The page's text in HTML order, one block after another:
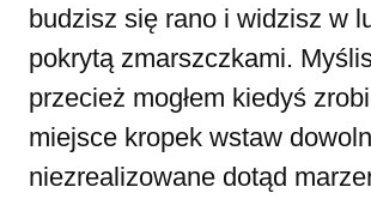
budzisz się rano i widzisz w
pokrytą zmarszczkami.
przecież mogłem kiedyś
miejsce kropek wstaw
niezrealizowane dotąd